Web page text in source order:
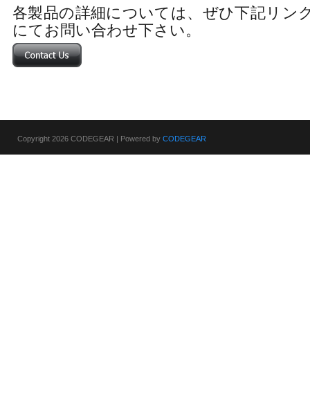
各製品の詳細については、ぜひ下記リン
にてお問い合わせ下さい。
Copyright 2026 CODEGEAR | Powered by CODEGEAR